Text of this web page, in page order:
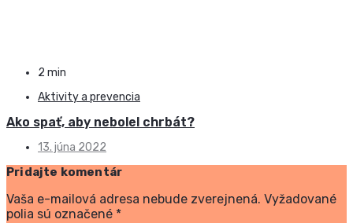
2 min
Aktivity a prevencia
Ako spať, aby nebolel chrbát?
13. júna 2022
Pridajte komentár
Vaša e-mailová adresa nebude zverejnená. Vyžadované
polia sú označené *